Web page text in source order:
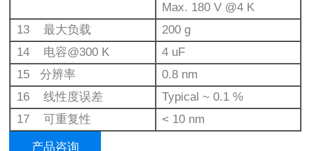
Max. 180 V @4 K
13 最⼤负载
200 g
14 电容@300 K
4 uF
15 分辨率
0.8 nm
16 线性度误差
Typical ~ 0.1 %
17 可重复性
< 10 nm
产品咨询